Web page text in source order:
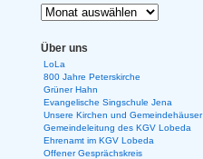
Über uns
LoLa
800 Jahre Peterskirche
Grüner Hahn
Evangelische Singschule Jena
Unsere Kirchen und Gemeindehäuser
Gemeindeleitung des KGV Lobeda
Ehrenamt im KGV Lobeda
Offener Gesprächskreis